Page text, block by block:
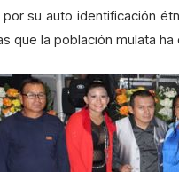
su auto identificación
que la población mulata